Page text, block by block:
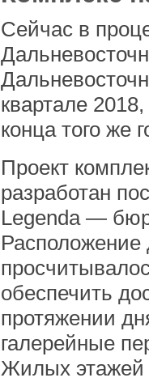
Сейчас в
квартале
конца того же
Проект
разработан
Legenda —
Расположение
обеспечить
протяжении
галерейные
Жилых этажей